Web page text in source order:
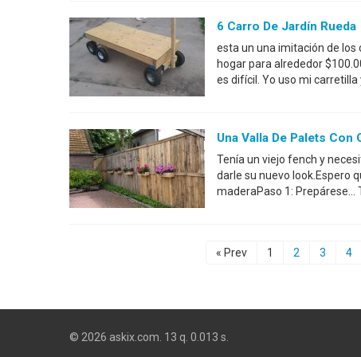
6 Carro De Jardín Rueda
esta un una imitación de los
hogar para alrededor
es difícil. Yo uso mi
Una Valla De Palets
Tenía un viejo fench y
darle su nuevo look.Espero
maderaPaso 1: Prepárese...
« Prev 1 2 3 4
© 2026 askix.com. 13 q. 0.013 s.